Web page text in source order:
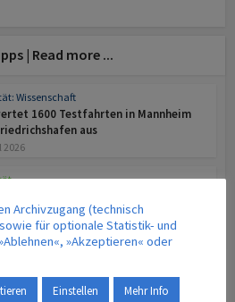
| Read more ...
Wissenschaft
1600 Testfahrten in Mannheim
aus
2026
Internationales Verkehrswesen
2026
VERANSTALTUNGEN
Archivzugang (technisch
für optionale Statistik- und
»Akzeptieren« oder
Einstellen Mehr Info